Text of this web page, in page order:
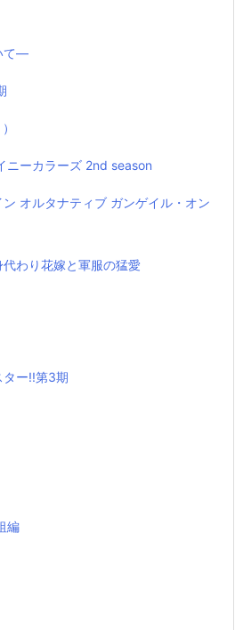
て―
ニーカラーズ 2nd season
オルタナティブ ガンゲイル・オン
わり花嫁と軍服の猛愛
ター!!第3期
編